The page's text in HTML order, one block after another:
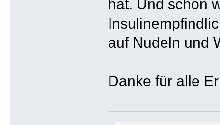
hat. Und schön
auf Nudeln und
Danke für alle